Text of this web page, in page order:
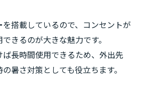
を搭載しているので、コンセントが
きるのが大きな魅力です。
ば長時間使用できるため、外出先
暑さ対策としても役立ちます。